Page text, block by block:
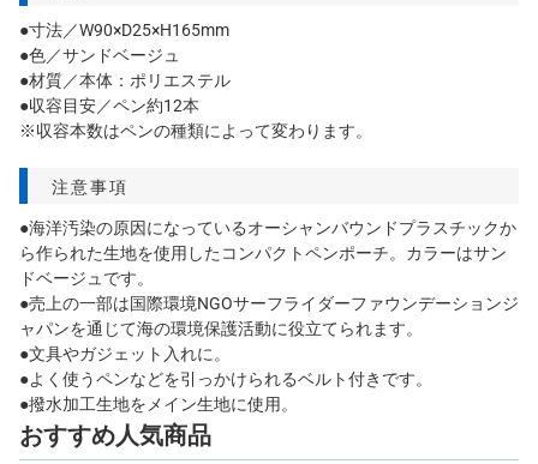
●寸法／W90×D25×H165mm
●色／サンドベージュ
●材質／本体：ポリエステル
●収容目安／ペン約12本
※収容本数はペンの種類によって変わります。
注意事項
●海洋汚染の原因になっているオーシャンバウンドプラスチックか
ら作られた生地を使用したコンパクトペンポーチ。カラーはサン
ドベージュです。
●売上の一部は国際環境NGOサーフライダーファウンデーションジ
ャパンを通じて海の環境保護活動に役立てられます。
●文具やガジェット入れに。
●よく使うペンなどを引っかけられるベルト付きです。
●撥水加工生地をメイン生地に使用。
おすすめ人気商品